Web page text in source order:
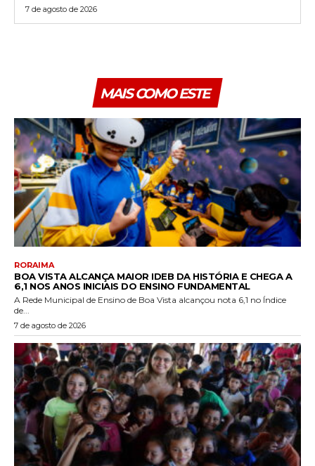
7 de agosto de 2026
MAIS COMO ESTE
RORAIMA
BOA VISTA ALCANÇA MAIOR IDEB DA HISTÓRIA E CHEGA A
6,1 NOS ANOS INICIAIS DO ENSINO FUNDAMENTAL
A Rede Municipal de Ensino de Boa Vista alcançou nota 6,1 no Índice
de...
7 de agosto de 2026